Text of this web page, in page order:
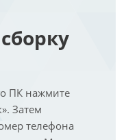
ПК нажмите
Затем
телефона